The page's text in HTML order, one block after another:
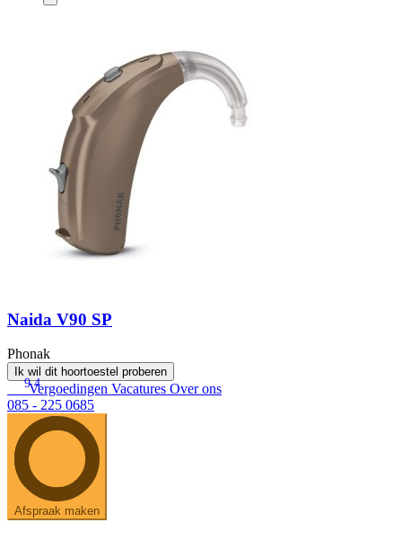
Naida V90 SP
Phonak
Ik wil dit hoortoestel proberen
9.4
Vergoedingen Vacatures Over ons
085 - 225 0685
Afspraak maken